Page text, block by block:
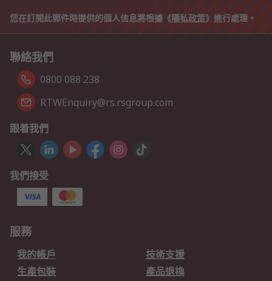
您在訂閱此郵件時提供的個人信息將根據《隱私政策》進行處理。
聯絡我們
0800 088 238
RTWEnquiry@rs.rsgroup.com
跟着我們
我們接受
服務
我的帳戶
技術支援
生產包裝
產品退換